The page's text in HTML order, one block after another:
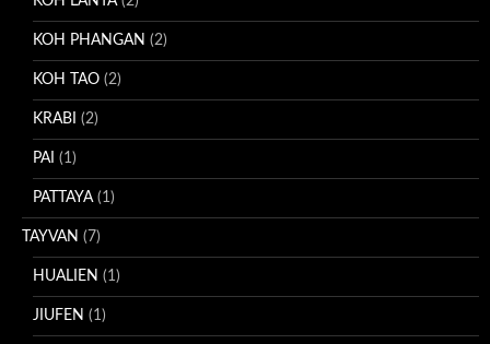
KOH PHANGAN (2)
KOH TAO (2)
KRABI (2)
PAI (1)
PATTAYA(1)
TAYVAN (7)
HUALIEN (1)
JIUFEN (1)